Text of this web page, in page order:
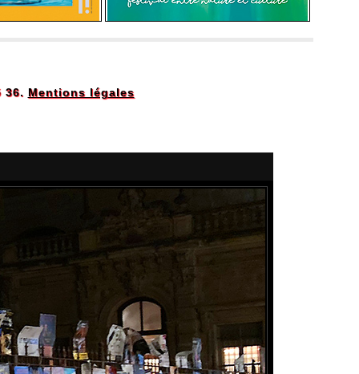
36. Mentions légales